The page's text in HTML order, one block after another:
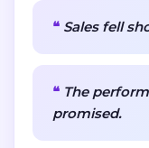
Sales fell
The
promised.